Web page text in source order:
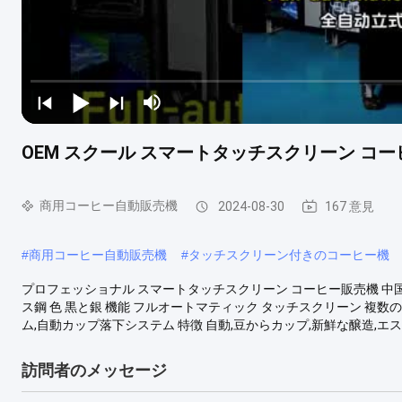
OEM スクール スマートタッチスクリーン コ
商用コーヒー自動販売機 2024-08-30 167 意見
#商用コーヒー自動販売機 #タッチスクリーン付きのコーヒー機
プロフェッショナル スマートタッチスクリーン コーヒー販売機
ス鋼 色 黒と銀 機能 フルオートマティック タッチスクリーン 複
ム,自動カップ落下システム 特徴 自動,豆からカップ,新鮮な醸造,エ
訪問者のメッセージ